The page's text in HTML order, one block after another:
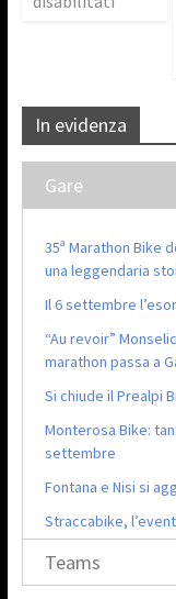
In evidenza
Gare
35ª Marathon Bike
una leggendaria
Il 6 settembre
“Au revoir”
marathon passa a
Si chiude il Prealpi
Monterosa Bike:
settembre
Fontana e Nisi si
Straccabike,
Teams